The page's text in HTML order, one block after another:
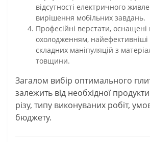
відсутності електричного
вирішення мобільних завдань.
Професійні верстати,
охолодженням,
складних маніпуляцій з
товщини.
Загалом вибір оптимального
залежить від необхідної
різу, типу виконуваних робіт,
бюджету.